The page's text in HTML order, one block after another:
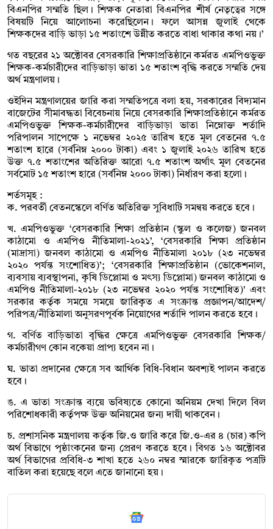
বিএনপির সম্মতি ছিল। শিক্ষক নেতারা বিএনপির শীর্ষ নেতৃত্বের সঙ্গে
বিষয়টি নিয়ে আলোচনা করেছিলেন। ফলে আসন্ন জুলাই থেকে
শিক্ষকদের বাড়ি ভাড়া ১৫ শতাংশে উন্নীত করতে বাধা থাকার কথা নয়।’
গত বছরের ২১ অক্টোবর বেসরকারি শিক্ষাপ্রতিষ্ঠানে কর্মরত এমপিওভুক্ত
শিক্ষক-কর্মচারীদের বাড়িভাড়া ভাতা ১৫ শতাংশ বৃদ্ধি করতে সম্মতি দেয়
অর্থ মন্ত্রণালয়।
ওইদিন মন্ত্রণালয়ের জারি করা সম্মতিপত্রে বলা হয়, সরকারের বিদ্যমান
বাজেটের সীমাবদ্ধতা বিবেচনায় নিয়ে বেসরকারি শিক্ষাপ্রতিষ্ঠানে কর্মরত
এমপিওভুক্ত শিক্ষক-কর্মচারীদের বাড়িভাড়া ভাতা নিম্নোক্ত শর্তাদি
পরিপালন সাপেক্ষে ১ নভেম্বর ২০২৫ তারিখ হতে মূল বেতনের ৭.৫
শতাংশ হারে (সর্বনিম্ন ২০০০ টাকা) এবং ১ জুলাই ২০২৬ তারিখ হতে
উক্ত ৭.৫ শতাংশের অতিরিক্ত আরো ৭.৫ শতাংশ অর্থাৎ মূল বেতনের
সর্বমোট ১৫ শতাংশ হারে (সর্বনিম্ন ২০০০ টাকা) নির্ধারণ করা হলো।
শর্তসমূহ :
ক. পরবর্তী বেতনস্কেলে বর্ণিত অতিরিক্ত সুবিধাটি সমন্বয় করতে হবে।
খ. এমপিওভুক্ত ‘বেসরকারি শিক্ষা প্রতিষ্ঠান (স্কুল ও কলেজ) জনবল
কাঠামো ও এমপিও নীতিমালা-২০২১’, ‘বেসরকারি শিক্ষা প্রতিষ্ঠান
(মাদ্রাসা) জনবল কাঠামো ও এমপিও নীতিমালা ২০১৮ (২৩ নভেম্বর
২০২০ পর্যন্ত সংশোধিত)’; ‘বেসরকারি শিক্ষাপ্রতিষ্ঠান (ভোকেশনাল,
ব্যবসায় ব্যবস্থাপনা, কৃষি ডিপ্লোমা ও মৎস্য ডিপ্লোমা) জনবল কাঠামো ও
এমপিও নীতিমালা-২০১৮ (২৩ নভেম্বর ২০২০ পর্যন্ত সংশোধিত)' এবং
সরকার কর্তৃক সময়ে সময়ে জারিকৃত এ সংক্রান্ত প্রজ্ঞাপন/আদেশ/
পরিপত্র/নীতিমালা অনুসরণপূর্বক নিয়োগের শর্তাদি পালন করতে হবে।
গ. বর্ণিত বাড়িভাতা বৃদ্ধির ক্ষেত্রে এমপিওভুক্ত বেসরকারি শিক্ষক/
কর্মচারীগণ কোন বকেয়া প্রাপ্য হবেন না।
ঘ. ভাতা প্রদানের ক্ষেত্রে সব আর্থিক বিধি-বিধান অবশ্যই পালন করতে
হবে।
ঙ. এ ভাতা সংক্রান্ত ব্যয়ে ভবিষ্যতে কোনো অনিয়ম দেখা দিলে বিল
পরিশোধকারী কর্তৃপক্ষ উক্ত অনিয়মের জন্য দায়ী থাকবেন।
চ. প্রশাসনিক মন্ত্রণালয় কর্তৃক জি.ও জারি করে জি.ও-এর ৪ (চার) কপি
অর্থ বিভাগে পৃষ্ঠাংকনের জন্য প্রেরণ করতে হবে। বিগত ১৬ অক্টোবর
অর্থ বিভাগের প্রবিধি-৩ শাখা হতে ২৬০ নম্বর স্মারকে জারিকৃত পত্রটি
বাতিল করা হয়েছে বলে এতে জানানো হয়।